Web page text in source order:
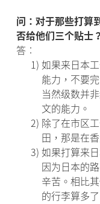
问：对于那些打算
否给他们三个贴士？
答︰
1) 如果来日本
能力，不要
当然级数并
文的能力。
2) 除了在市区
田，那是在
3) 如果打算来
因为日本的
辛苦。相比
的行李算多